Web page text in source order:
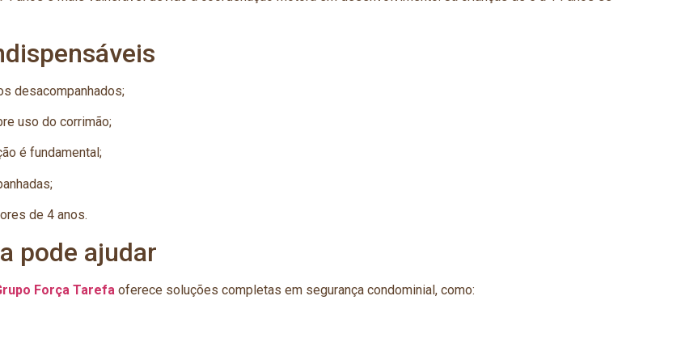
desacompanhados;
uso do corrimão;
é fundamental;
de 4 anos.
pode ajudar
Força Tarefa oferece soluções completas em segurança condominial, como: